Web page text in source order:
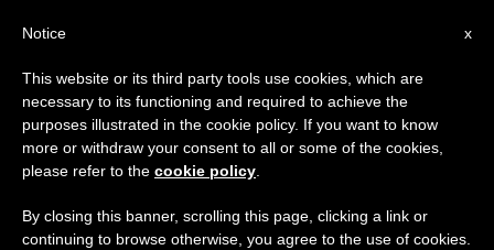
Vicedirector del Banco Mundial:
«Los Países ricos deben abrir sus
mercados»
×
Aviso importante
Del 27 de julio al 7 de agosto haremos la pausa
anual, aprovechando que en el periodo de verano
se generan menos informaciones y también el
x
Notice
This website or its third party tools use cookies, which are
necessary to its functioning and required to achieve the
purposes illustrated in the cookie policy. If you want to know
more or withdraw your consent to all or some of the cookies,
please refer to the cookie policy
By closing this banner, scrolling this page, clicking a link or
continuing to browse otherwise, you agree to the use of cookies.